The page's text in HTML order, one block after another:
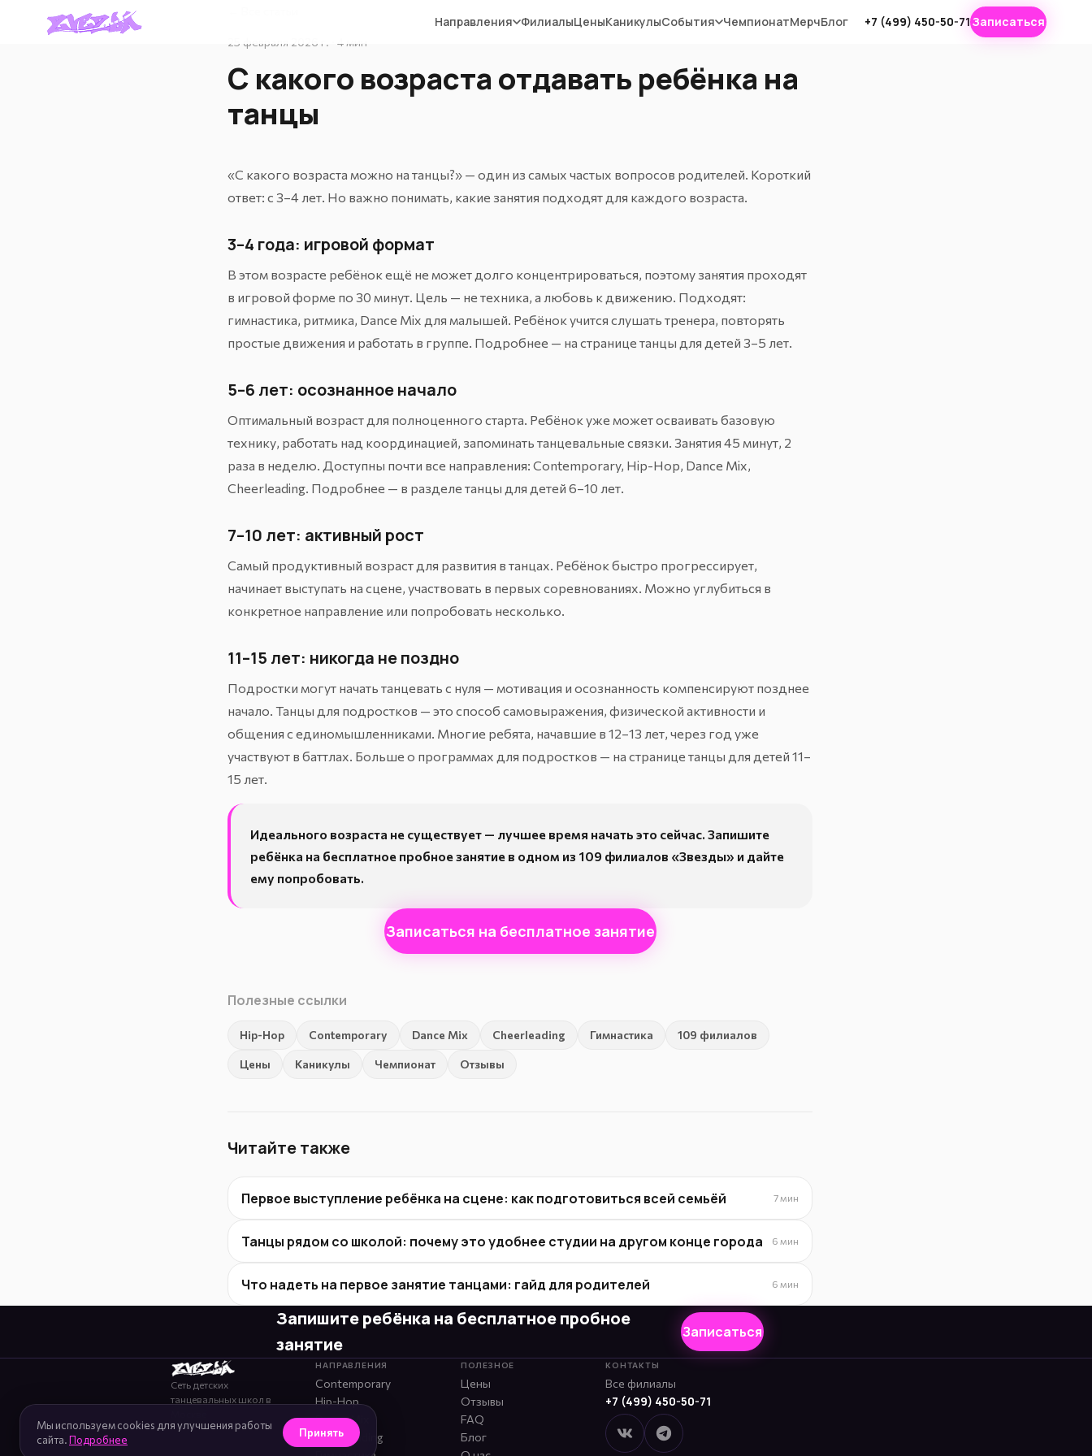
Направления ФилиалыЦеныКаникулыСобытия ЧемпионатМерчБлог +7 (499) 450-50-71 Записаться
25 февраля 2026 г. · 4 мин
С какого возраста отдавать ребёнка на
танцы
«С какого возраста можно на танцы?» — один из самых частых вопросов родителей. Короткий
ответ: с 3–4 лет. Но важно понимать, какие занятия подходят для каждого возраста.
3–4 года: игровой формат
В этом возрасте ребёнок ещё не может долго концентрироваться, поэтому занятия проходят
в игровой форме по 30 минут. Цель — не техника, а любовь к движению. Подходят:
гимнастика, ритмика, Dance Mix для малышей. Ребёнок учится слушать тренера, повторять
простые движения и работать в группе. Подробнее — на странице танцы для детей 3–5 лет.
5–6 лет: осознанное начало
Оптимальный возраст для полноценного старта. Ребёнок уже может осваивать базовую
технику, работать над координацией, запоминать танцевальные связки. Занятия 45 минут, 2
раза в неделю. Доступны почти все направления: Contemporary, Hip-Hop, Dance Mix,
Cheerleading. Подробнее — в разделе танцы для детей 6–10 лет.
7–10 лет: активный рост
Самый продуктивный возраст для развития в танцах. Ребёнок быстро прогрессирует,
начинает выступать на сцене, участвовать в первых соревнованиях. Можно углубиться в
конкретное направление или попробовать несколько.
11–15 лет: никогда не поздно
Подростки могут начать танцевать с нуля — мотивация и осознанность компенсируют позднее
начало. Танцы для подростков — это способ самовыражения, физической активности и
общения с единомышленниками. Многие ребята, начавшие в 12–13 лет, через год уже
участвуют в баттлах. Больше о программах для подростков — на странице танцы для детей 11–
15 лет.
Идеального возраста не существует — лучшее время начать это сейчас. Запишите
ребёнка на бесплатное пробное занятие в одном из 109 филиалов «Звезды» и дайте
ему попробовать.
Записаться на бесплатное занятие
Полезные ссылки
Hip-Hop Contemporary Dance Mix Cheerleading Гимнастика 109 филиалов
Цены Каникулы Чемпионат Отзывы
Читайте также
Первое выступление ребёнка на сцене: как подготовиться всей семьёй 7 мин
Танцы рядом со школой: почему это удобнее студии на другом конце города 6 мин
Что надеть на первое занятие танцами: гайд для родителей 6 мин
Запишите ребёнка на бесплатное пробное
занятие
Записаться
Сеть детских
танцевальных школ в
НАПРАВЛЕНИЯ
Contemporary
Hip-Hop
Dance Mix
Cheerleading
ПОЛЕЗНОЕ
Цены
Отзывы
FAQ
Блог
КОНТАКТЫ
Все филиалы
+7 (499) 450-50-71
Мы используем cookies для улучшения работы
сайта.Подробнее
Принять